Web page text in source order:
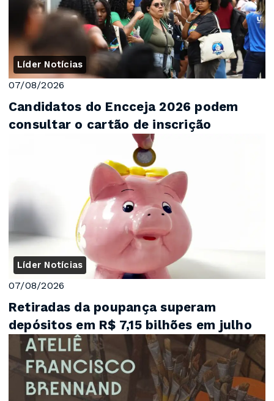
Líder Notícias
07/08/2026
Candidatos do Encceja 2026 podem
consultar o cartão de inscrição
Líder Notícias
07/08/2026
Retiradas da poupança superam
depósitos em R$ 7,15 bilhões em julho